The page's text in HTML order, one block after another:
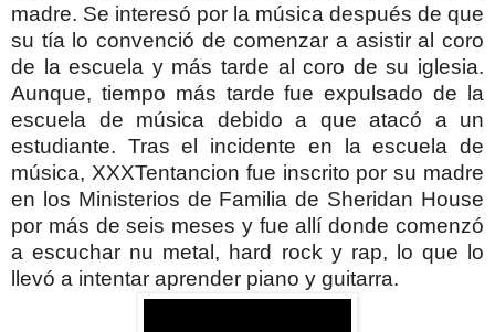
madre. Se interesó por la música después de que
su tía lo convenció de comenzar a asistir al coro
de la escuela y más tarde al coro de su iglesia.
Aunque, tiempo más tarde fue expulsado de la
escuela de música debido a que atacó a un
estudiante. Tras el incidente en la escuela de
música, XXXTentancion fue inscrito por su madre
en los Ministerios de Familia de Sheridan House
por más de seis meses y fue allí donde comenzó
a escuchar nu metal, hard rock y rap, lo que lo
llevó a intentar aprender piano y guitarra.